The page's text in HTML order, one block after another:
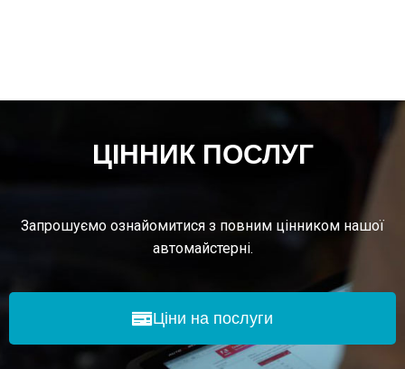
ЦІННИК ПОСЛУГ
Запрошуємо ознайомитися з повним цінником нашої
автомайстерні.
Ціни на послуги